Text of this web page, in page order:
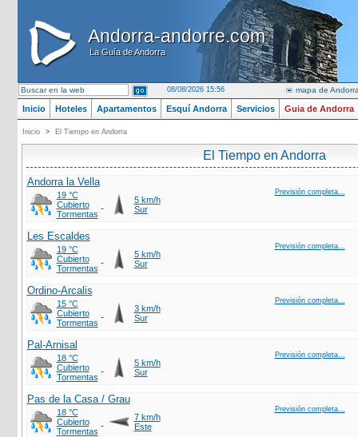
Andorra-andorre.com
La Guía de Andorra
Andorra-andorre.com
La Guía de Andorra
08/08/2026 15:56 mapa de
Inicio Hoteles Apartamentos Esquí Andorra Servicios Guia de Andorra
Inicio > El Tiempo en Andorra
El Tiempo en Andorra
Andorra la Vella
19 °C
Cubierto
Tormentas
5 km/h
Sur
Previsión completa...
Les Escaldes
19 °C
Cubierto
Tormentas
5 km/h
Sur
Previsión completa...
Ordino-Arcalis
15 °C
Cubierto
Tormentas
3 km/h
Sur
Previsión completa...
Pal-Arnisal
18 °C
Cubierto
Tormentas
5 km/h
Sur
Previsión completa...
Pas de la Casa / Grau
18 °C
Cubierto
Tormentas
7 km/h
Este
Previsión completa...